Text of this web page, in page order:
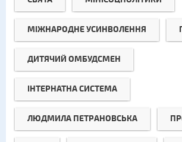
МІЖНАРОДНЕ УСИНВОЛЕННЯ
ДИТЯЧИЙ ОМБУДСМЕН
ІНТЕРНАТНА СИСТЕМА
ЛЮДМИЛА ПЕТРАНОВСЬКА